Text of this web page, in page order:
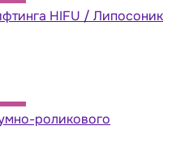
HIFU / Липосоник
роликового